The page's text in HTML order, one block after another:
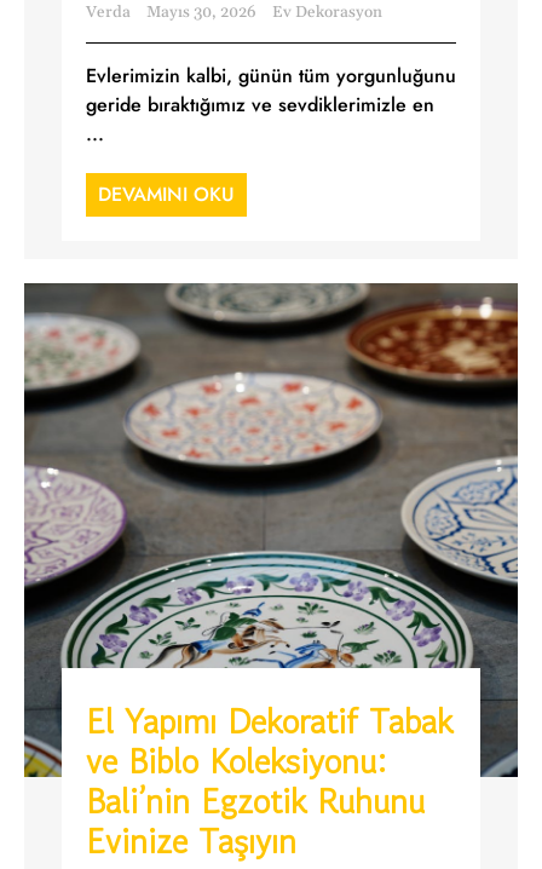
Verda Mayıs 30, 2026 Ev Dekorasyon
Evlerimizin kalbi, günün tüm yorgunluğunu
geride bıraktığımız ve sevdiklerimizle en
...
DEVAMINI OKU
El Yapımı Dekoratif Tabak
ve Biblo Koleksiyonu:
Bali’nin Egzotik Ruhunu
Evinize Taşıyın